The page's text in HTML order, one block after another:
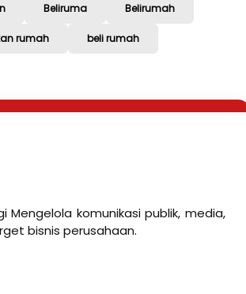
Beliruma Belirumah
rumah beli rumah
Mengelola komunikasi publik, media,
bisnis perusahaan.